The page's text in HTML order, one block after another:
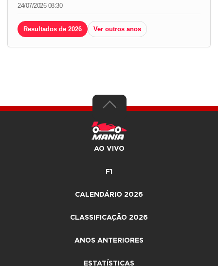
24/07/2026 08:30
Resultados de 2026 Ver outros anos
AO VIVO
F1
CALENDÁRIO 2026
CLASSIFICAÇÃO 2026
ANOS ANTERIORES
ESTATÍSTICAS